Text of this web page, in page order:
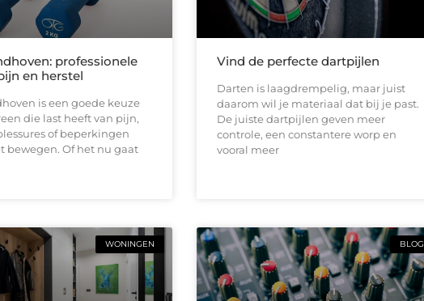
professionele
en herstel
is een goede keuze
die last heeft van pijn,
of beperkingen
bewegen. Of het nu gaat
Vind de perfecte dartpijlen
Darten is laagdrempelig, maar juist
daarom wil je materiaal dat bij je past.
De juiste dartpijlen geven meer
controle, een constantere worp en
vooral meer
WONINGEN BLOG